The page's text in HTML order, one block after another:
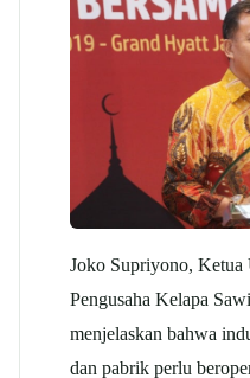
Joko Supriyono, Ketua
Pengusaha Kelapa
menjelaskan bahwa
dan pabrik perlu